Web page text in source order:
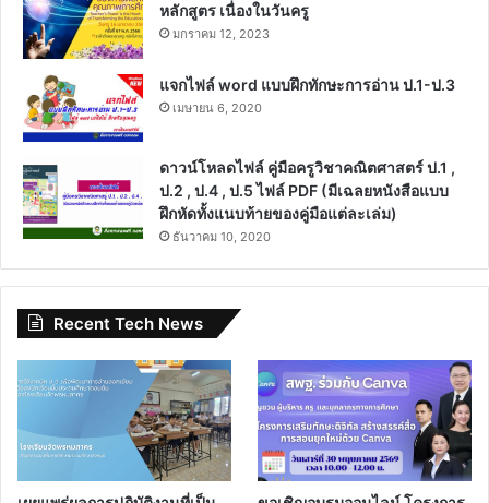
หลักสูตร เนื่องในวันครู
มกราคม 12, 2023
แจกไฟล์ word แบบฝึกทักษะการอ่าน ป.1-ป.3
เมษายน 6, 2020
ดาวน์โหลดไฟล์ คู่มือครูวิชาคณิตศาสตร์ ป.1 ,
ป.2 , ป.4 , ป.5 ไฟล์ PDF (มีเฉลยหนังสือแบบ
ฝึกหัดทั้งแนบท้ายของคู่มือแต่ละเล่ม)
ธันวาคม 10, 2020
Recent Tech News